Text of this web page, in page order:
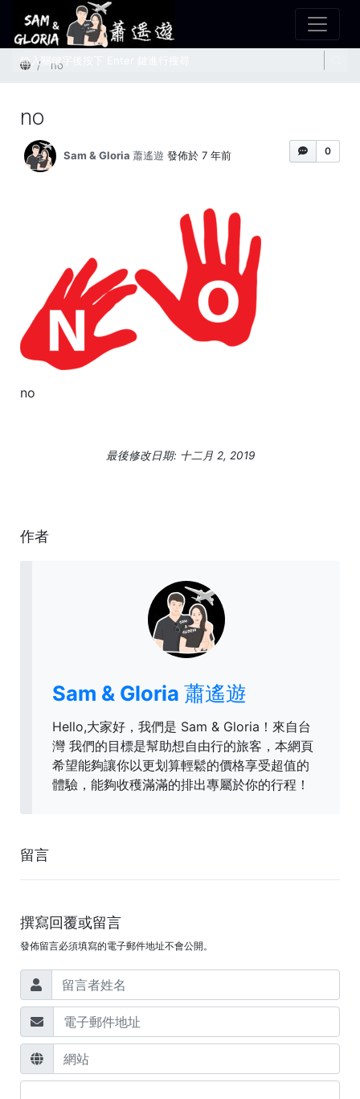
首頁 no
no
0
Sam & Gloria 蕭遙遊 發佈於 7 年前
no
最後修改日期: 十二月 2, 2019
作者
Sam & Gloria 蕭遙遊
Hello,大家好，我們是 Sam & Gloria！來自台
灣 我們的目標是幫助想自由行的旅客，本網頁
希望能夠讓你以更划算輕鬆的價格享受超值的
體驗，能夠收穫滿滿的排出專屬於你的行程！
留言
撰寫回覆或留言
發佈留言必須填寫的電子郵件地址不會公開。